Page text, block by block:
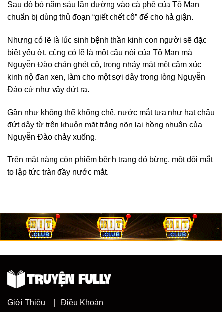
Sau đó bỏ năm sáu lần đường vào cà phê của Tô Mạn
chuẩn bị dùng thủ đoạn “giết chết cô” để cho hả giận.
Nhưng có lẽ là lúc sinh bệnh thần kinh con người sẽ đặc
biệt yếu ớt, cũng có lẽ là một câu nói của Tô Mạn mà
Nguyễn Đào chán ghét cô, trong nháy mắt một cảm xúc
kinh nộ đan xen, làm cho một sợi dây trong lòng Nguyễn
Đào cứ như vậy đứt ra.
Gần như không thể khống chế, nước mắt tựa như hạt châu
đứt dây từ trên khuôn mặt trắng nõn lại hồng nhuận của
Nguyễn Đào chảy xuống.
Trên mặt nàng còn phiếm bệnh trạng đỏ bừng, một đôi mắt
to lập tức tràn đầy nước mắt.
Giới Thiệu Điều Khoản